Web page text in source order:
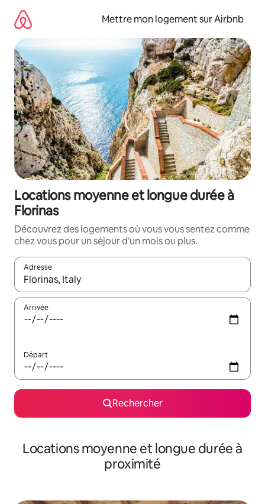
directement
contenu
Mettre mon logement sur Airbnb
Locations moyenne et longue durée à
Florinas
Découvrez des logements où vous vous sentez comme
chez vous pour un séjour d'un mois ou plus.
Adresse
Lorsque les résultats s'affichent, utilisez les flèches vers le
Arrivée
Départ
Rechercher
Locations moyenne et longue durée à
proximité